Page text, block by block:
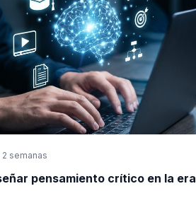
2 semanas
pensamiento crítico en la era